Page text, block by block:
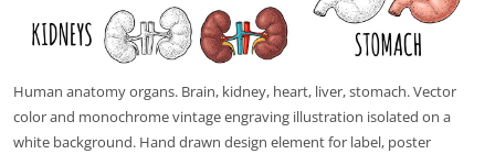
Human anatomy organs. Brain, kidney, heart, liver, stomach. Vector
color and monochrome vintage engraving illustration isolated on a
white background. Hand drawn design element for label, poster